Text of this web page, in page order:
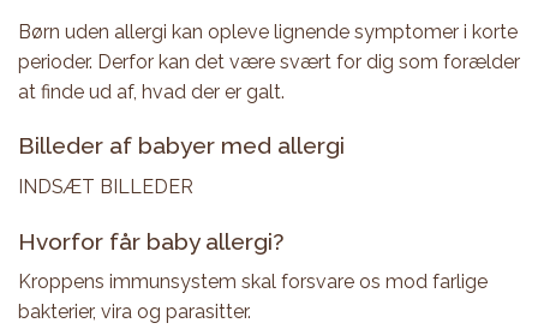
Børn uden allergi kan opleve lignende symptomer i korte
perioder. Derfor kan det være svært for dig som forælder
at finde ud af, hvad der er galt.
Billeder af babyer med allergi
INDSÆT BILLEDER
Hvorfor får baby allergi?
Kroppens immunsystem skal forsvare os mod farlige
bakterier, vira og parasitter.